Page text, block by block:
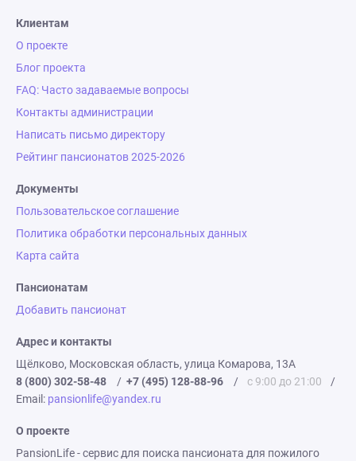
Клиентам
О проекте
Блог проекта
FAQ: Часто задаваемые вопросы
Контакты администрации
Написать письмо директору
Рейтинг пансионатов 2025-2026
Документы
Пользовательское соглашение
Политика обработки персональных данных
Карта сайта
Пансионатам
Добавить пансионат
Адрес и контакты
Щёлково, Московская область, улица Комарова, 13А
8 (800) 302-58-48
/ +7 (495) 128-88-96 / с 9:00 до 21:00
/
Email: pansionlife@yandex.ru
О проекте
PansionLife - сервис для поиска пансионата для пожилого